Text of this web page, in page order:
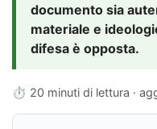
documento sia
materiale e
difesa è opposta.
⏱ 20 minuti di lettura ·